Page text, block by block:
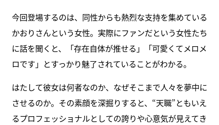
今回登場するのは、同性からも熱烈な支持を集めている
かおりさんという女性。実際にファンだという女性たち
に話を聞くと、「存在自体が推せる」「可愛くてメロメ
ロです」とすっかり魅了されていることがわかる。
はたして彼女は何者なのか、なぜそこまで人々を夢中に
させるのか。その素顔を深掘りすると、“天職”ともいえ
るプロフェッショナルとしての誇りや心意気が見えてき